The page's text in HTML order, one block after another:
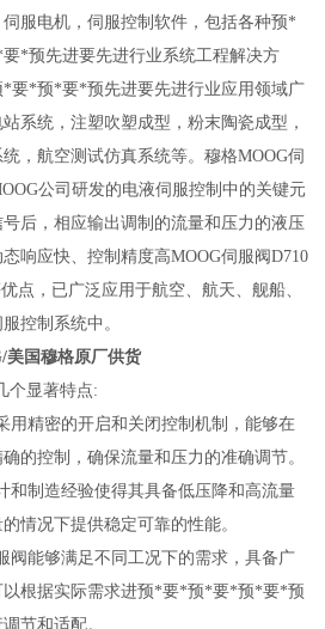
服电机，伺服控制软件，包括各种预*
*预先进要先进行业系统工程解决方
*预*要*预先进要先进行业应用领域广
系统，注塑吹塑成型，粉末陶瓷成型，
，航空测试仿真系统等。穆格MOOG伺
公司研发的电液伺服控制中的关键元
后，相应输出调制的流量和压力的液压
响应快、控制精度高MOOG伺服阀D710
点，已广泛应用于航空、航天、舰船、
控制系统中。
美国穆格原厂供货
个显著特点:
用精密的开启和关闭控制机制，能够在
的控制，确保流量和压力的准确调节。
和制造经验使得其具备低压降和高流量
情况下提供稳定可靠的性能。
阀能够满足不同工况下的需求，具备广
以根据实际需求进预*要*预*要*预*要*预
节和适配。